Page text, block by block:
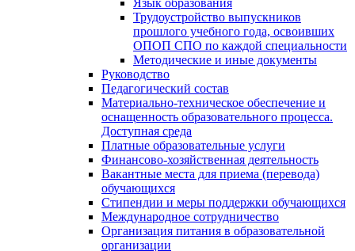
Язык образования
Трудоустройство выпускников
прошлого учебного года, освоивших
ОПОП СПО по каждой специальности
Методические и иные документы
Руководство
Педагогический состав
Материально-техническое обеспечение и
оснащенность образовательного процесса.
Доступная среда
Платные образовательные услуги
Финансово-хозяйственная деятельность
Вакантные места для приема (перевода)
обучающихся
Стипендии и меры поддержки обучающихся
Международное сотрудничество
Организация питания в образовательной
организации